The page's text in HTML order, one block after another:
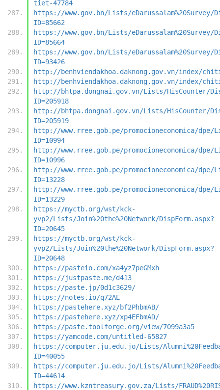
tiet-47784
https://www.gov.bn/Lists/eDarussalam%20Survey/
ID=85662
https://www.gov.bn/Lists/eDarussalam%20Survey/
ID=85664
https://www.gov.bn/Lists/eDarussalam%20Survey/
ID=93426
http://benhviendakhoa.daknong.gov.vn/index/
http://benhviendakhoa.daknong.gov.vn/index/
http://bhtpa.dongnai.gov.vn/Lists/HisCounter/
ID=205918
http://bhtpa.dongnai.gov.vn/Lists/HisCounter/
ID=205919
http://www.rree.gob.pe/promocioneconomica/dpe/
ID=10994
http://www.rree.gob.pe/promocioneconomica/dpe/
ID=10996
http://www.rree.gob.pe/promocioneconomica/dpe/
ID=13228
http://www.rree.gob.pe/promocioneconomica/dpe/
ID=13229
https://myctb.org/wst/kck-
yvp2/Lists/Join%20the%20Network/DispForm.aspx?
ID=20645
https://myctb.org/wst/kck-
yvp2/Lists/Join%20the%20Network/DispForm.aspx?
ID=20648
https://pasteio.com/xa4yz7peGMxh
https://justpaste.me/d413
https://paste.jp/0d1c3629/
https://notes.io/q72AE
https://pastehere.xyz/bf2PhbmAB/
https://pastehere.xyz/xp4EFbmAD/
https://paste.toolforge.org/view/7099a3a5
https://yamcode.com/untitled-65827
https://computer.ju.edu.jo/Lists/
ID=40055
https://computer.ju.edu.jo/Lists/
ID=44614
https://www.kzntreasury.gov.za/Lists/